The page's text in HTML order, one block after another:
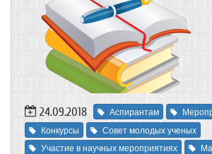
24.09.2018 Аспирантам
Конкурсы
Совет молодых ученых
Участие в научных мероприятиях